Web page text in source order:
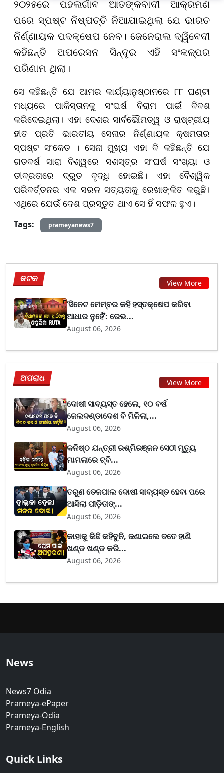
୨୦୨୫ରେ ପହଲଗାଁବ ଆତଙ୍କବାଦୀ ଆକ୍ରମଣ
ପରେ ସ୍ପଷ୍ଟ ନିଷ୍ପତ୍ତି ନିଆଯାଇଥିଲା ଯେ ଭାରତ
ନିର୍ଣ୍ଣାୟକ ପଦକ୍ଷେପ ନେବ। ଜେନେରାଲ ଦ୍ୱିବେଦୀ
କହିଛନ୍ତି ଅପରେସନ ସିନ୍ଦୂର ଏହି ସଂକଳ୍ପର
ପରିଣାମ ଥିଲା।
ସେ କହିଛନ୍ତି ଯେ ଆମର କାର୍ଯ୍ୟାନୁଷ୍ଠାନରେ ୮୮ ଘଣ୍ଟା
ମଧ୍ୟରେ ପାକିସ୍ତାନକୁ ସଂଘର୍ଷ ବିରାମ ପାଇଁ ବିବଶ
କରିଦେଇଥିଲା। ଏହା ଦେଶର ସାର୍ବଭୌମତ୍ୱ ଓ ରାଷ୍ଟ୍ରୀୟ
ହୀତ ପ୍ରତି ଭାରତୀୟ ସେନାର ନିର୍ଣ୍ଣାୟକ କ୍ଷମତାର
ସ୍ପଷ୍ଟ ସଂକେତ । ସେନା ମୁଖ୍ୟ ଏହା ବି କହିଛନ୍ତି ଯେ
ଗତବର୍ଷ ସାରା ବିଶ୍ୱରେ ସଶସ୍ତ୍ର ସଂଘର୍ଷ ସଂଖ୍ୟା ଓ
ତୀବ୍ରତାରେ ଦ୍ରୁତ ବୃଦ୍ଧି ହୋଇଛି। ଏହା ବୈଶ୍ୱିକ
ପରିବର୍ତ୍ତନର ଏକ ସରଳ ସତ୍ୟତାକୁ ରେଖାଙ୍କିତ କରୁଛି।
ଏଥିରେ ଯେଉଁ ଦେଶ ପ୍ରସ୍ତୁତ ଥାଏ ସେ ହିଁ ସଫଳ ହୁଏ।
Tags: prameyanews7
କଟକ View More
‘ସିନେଟ ମେମ୍ବର କହି ହସ୍ତକ୍ଷେପ କରିବା
ଆଧାର ନୁହେଁ’: ରେଭ...
August 06, 2026
ଅପରାଧ View More
ଦୋଷୀ ସାବ୍ୟସ୍ତ ହେଲେ, ୧୦ ବର୍ଷ
ଜେଲଦଣ୍ଡାଦେଶ ବି ମିଳିଲା,...
August 06, 2026
କନିଷ୍ଠ ଯନ୍ତ୍ରୀ ରଶ୍ମିରଞ୍ଜନ ସେଠୀ ମୃତ୍ୟୁ
ମାମଲାରେ ଟ୍ବି...
August 06, 2026
ତରୁଣ ତେଜପାଲ ଦୋଷୀ ସାବ୍ୟସ୍ତ ହେବା ପରେ
ଆସିଲା ପୀଡ଼ିତାଙ୍...
August 06, 2026
କାହାକୁ କିଛି କହିବୁନି, ଜଣାଇଲେ ତତେ ହାଣି
ଖଣ୍ଡ ଖଣ୍ଡ କରି...
August 06, 2026
News
News7 Odia
Prameya-ePaper
Prameya-Odia
Prameya-English
Quick Links